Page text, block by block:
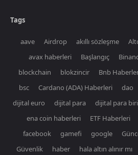
Tags
aave Airdrop akıllı sözleşme
avax haberleri
Başlangıç
blockchain
blokzincir Bnb
bsc
Cardano (ADA) Haberleri dao
dijital euro
dijital para dijital para
ena coin haberleri
ETF Haberleri
facebook
gamefi google
Güvenlik
haber hala altın alınır mı